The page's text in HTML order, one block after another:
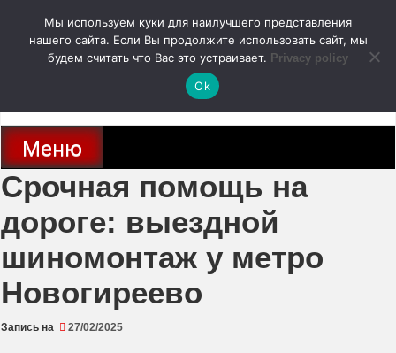
содержимому
autodoc24.ru
Новости про современные автомобили и не только, новинки зарубежного
и отечественного автопрома
Меню
Срочная помощь на
дороге: выездной
шиномонтаж у метро
Новогиреево
Запись на 27/02/2025
Мы используем куки для наилучшего представления
нашего сайта. Если Вы продолжите использовать сайт, мы
будем считать что Вас это устраивает. Privacy policy
Ok